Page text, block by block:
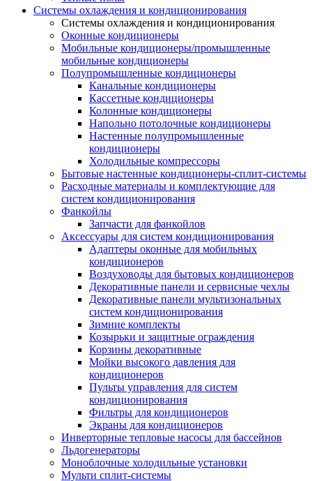
Системы охлаждения и кондиционирования
Системы охлаждения и кондиционирования
Оконные кондиционеры
Мобильные кондиционеры/промышленные
мобильные кондиционеры
Полупромышленные кондиционеры
Канальные кондиционеры
Кассетные кондиционеры
Колонные кондиционеры
Напольно потолочные кондиционеры
Настенные полупромышленные
кондиционеры
Холодильные компрессоры
Бытовые настенные кондиционеры-сплит-системы
Расходные материалы и комплектующие для
систем кондиционирования
Фанкойлы
Запчасти для фанкойлов
Аксессуары для систем кондиционирования
Адаптеры оконные для мобильных
кондиционеров
Воздуховоды для бытовых кондиционеров
Декоративные панели и сервисные чехлы
Декоративные панели мультизональных
систем кондиционирования
Зимние комплекты
Козырьки и защитные ограждения
Корзины декоративные
Мойки высокого давления для
кондиционеров
Пульты управления для систем
кондиционирования
Фильтры для кондиционеров
Экраны для кондиционеров
Инверторные тепловые насосы для бассейнов
Льдогенераторы
Моноблочные холодильные установки
Мульти сплит-системы